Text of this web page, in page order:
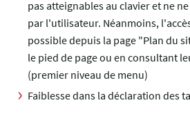
pas atteignables au clavier et ne
par l'utilisateur. Néanmoins,
possible depuis la page "Plan du
le pied de page ou en consultant
(premier niveau de menu)
Faiblesse dans la déclaration des